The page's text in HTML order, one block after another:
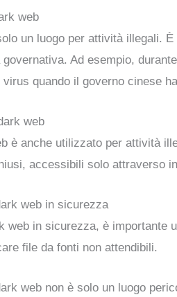
web
un luogo per attività illegali.
Ad esempio,
quando il governo cinese
web
è anche utilizzato per attività
accessibili solo attraverso
web in sicurezza
web in sicurezza, è importante
file da fonti non attendibili.
web non è solo un luogo